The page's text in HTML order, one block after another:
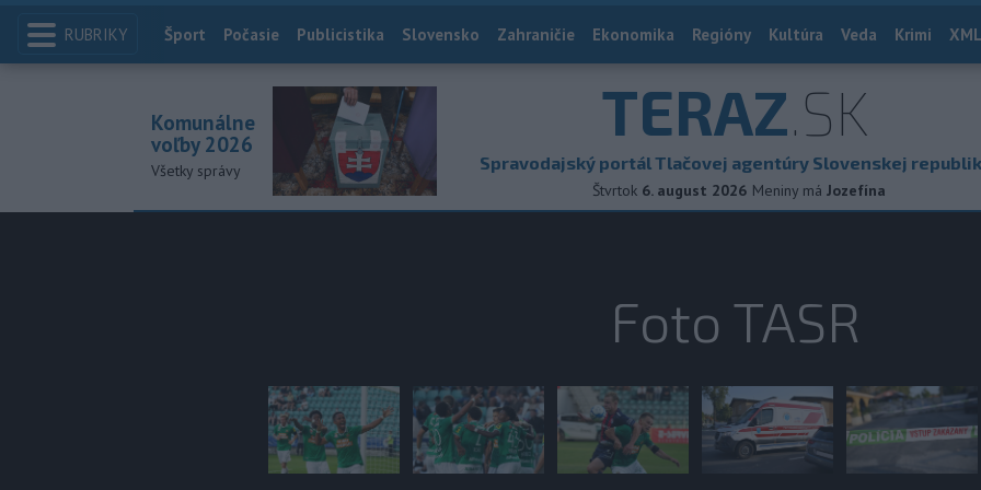
RUBRIKY Index
Šport Počasie Publicistika Slovensko Zahraničie Ekonomika Regióny Kultúra Veda Krimi
TERAZ.SK
Spravodajský portál Tlačovej agentúry Slovenskej
Štvrtok 6. august 2026 Meniny má Jozefína
Komunálne
voľby 2026
Všetky správy
Foto TASR